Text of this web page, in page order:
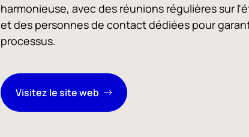
harmonieuse, avec des réunions régulières sur
et des personnes de contact dédiées pour
processus.
Visitez le site web